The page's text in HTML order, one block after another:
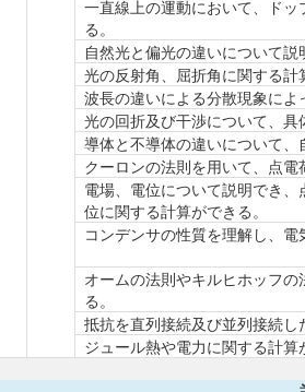
一直線上の運動において、ド
る。
自然光と偏光の違いについて説
光の反射角、屈折角に関する計
波長の違いによる分散現象に
光の回折及び干渉について、
導体と不導体の違いについて
クーロンの法則を用いて、点
電場、電位について説明でき
位に関する計算ができる。
コンデンサの性質を理解し、
オームの法則やキルヒホッフ
る。
抵抗を直列接続及び並列接続
ジュール熱や電力に関する計算